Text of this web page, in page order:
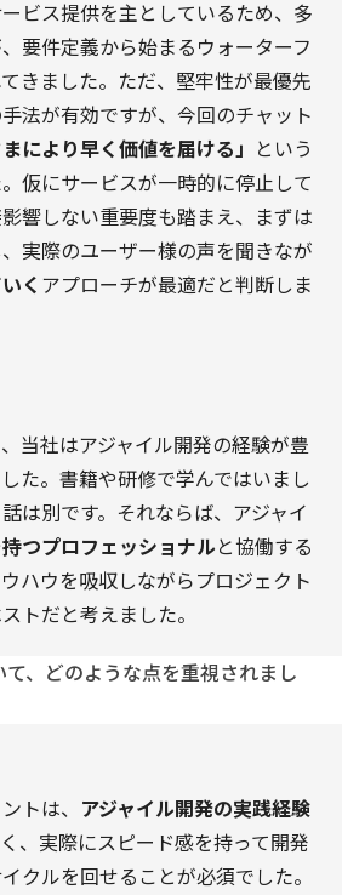
ビス提供を主としているため、多
要件定義から始まるウォーターフ
きました。ただ、堅牢性が最優先
法が有効ですが、今回のチャット
まにより早く価値を届ける」
という
仮にサービスが一時的に停止して
響しない重要度も踏まえ、まずは
実際のユーザー様の声を聞きなが
く アプローチが最適だと判断しま
当社はアジャイル開発の経験が豊
た。書籍や研修で学んではいまし
は別です。それならば、アジャイ
つプロフェッショナル と協働する
ハウを吸収しながらプロジェクト
トだと考えました。
て、どのような点を重視されまし
トは、 アジャイル開発の実践経験
、実際にスピード感を持って開発
クルを回せることが必須でした。